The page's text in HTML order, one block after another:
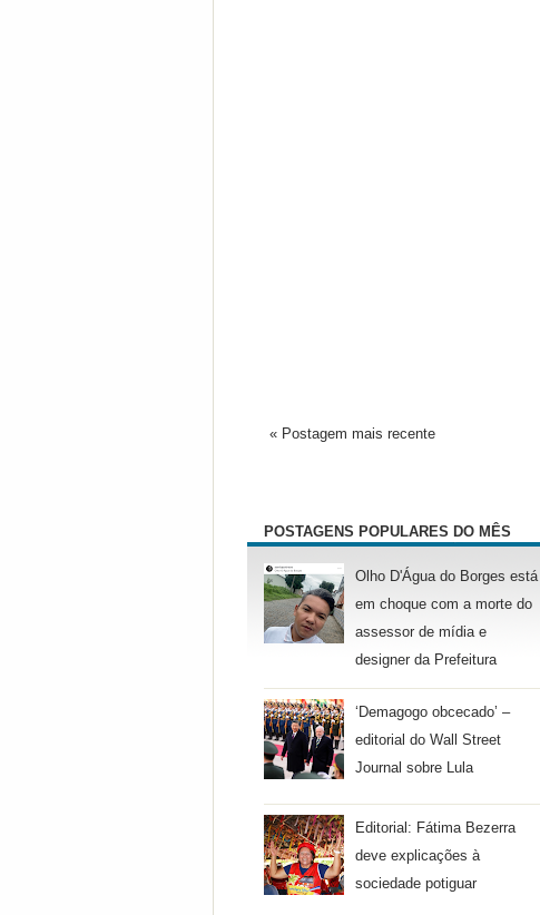
« Postagem mais recente
POSTAGENS POPULARES DO MÊS
Olho D'Água do Borges está
em choque com a morte do
assessor de mídia e
designer da Prefeitura
‘Demagogo obcecado’ –
editorial do Wall Street
Journal sobre Lula
Editorial: Fátima Bezerra
deve explicações à
sociedade potiguar